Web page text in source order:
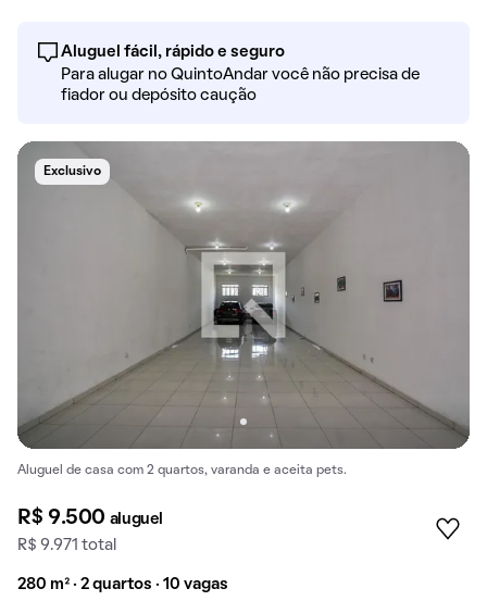
Aluguel fácil, rápido e seguro
Para alugar no QuintoAndar você não precisa de
fiador ou depósito caução
Exclusivo
Aluguel de casa com 2 quartos, varanda e aceita pets.
R$ 9.500 aluguel
R$ 9.971 total
280 m² · 2 quartos · 10 vagas